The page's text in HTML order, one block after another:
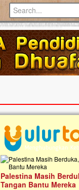
Palestina Masih
Tangan Bantu Mereka